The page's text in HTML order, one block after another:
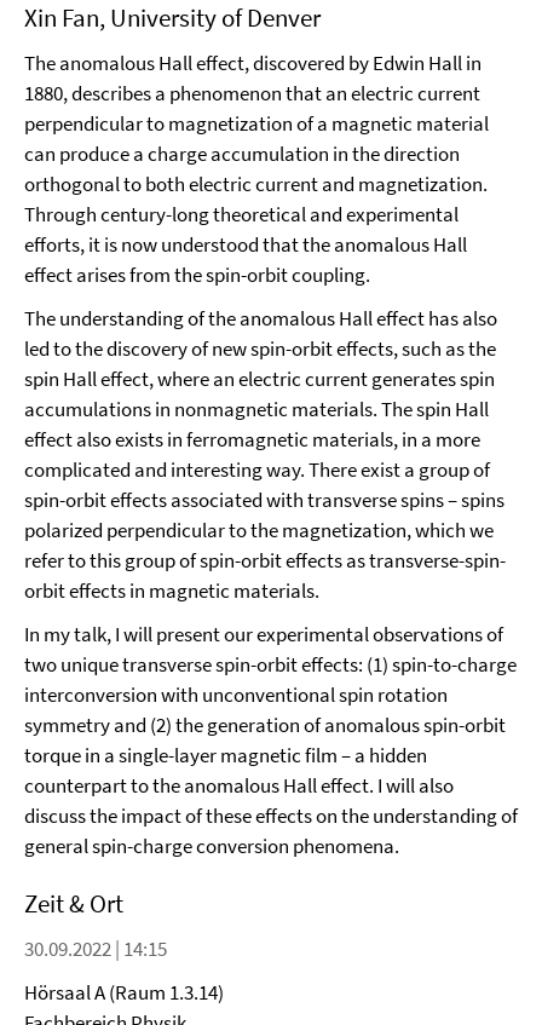
Xin Fan, University of Denver
The anomalous Hall effect, discovered by Edwin Hall in
1880, describes a phenomenon that an electric current
perpendicular to magnetization of a magnetic material
can produce a charge accumulation in the direction
orthogonal to both electric current and magnetization.
Through century-long theoretical and experimental
efforts, it is now understood that the anomalous Hall
effect arises from the spin-orbit coupling.
The understanding of the anomalous Hall effect has also
led to the discovery of new spin-orbit effects, such as the
spin Hall effect, where an electric current generates spin
accumulations in nonmagnetic materials. The spin Hall
effect also exists in ferromagnetic materials, in a more
complicated and interesting way. There exist a group of
spin-orbit effects associated with transverse spins – spins
polarized perpendicular to the magnetization, which we
refer to this group of spin-orbit effects as transverse-spin-
orbit effects in magnetic materials.
In my talk, I will present our experimental observations of
two unique transverse spin-orbit effects: (1) spin-to-charge
interconversion with unconventional spin rotation
symmetry and (2) the generation of anomalous spin-orbit
torque in a single-layer magnetic film – a hidden
counterpart to the anomalous Hall effect. I will also
discuss the impact of these effects on the understanding of
general spin-charge conversion phenomena.
Zeit & Ort
30.09.2022 | 14:15
Hörsaal A (Raum 1.3.14)